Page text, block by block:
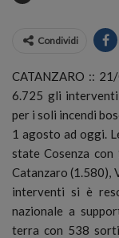
Condividi
CATANZARO ::
6.725 gli
per i soli incendi
1 agosto ad oggi.
state Cosenza
Catanzaro (1.580),
interventi si è
nazionale a
terra con 538